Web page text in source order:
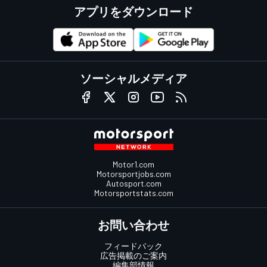
アプリをダウンロード
ソーシャルメディア
Motor1.com
Motorsportjobs.com
Autosport.com
Motorsportstats.com
お問い合わせ
フィードバック
広告掲載のご案内